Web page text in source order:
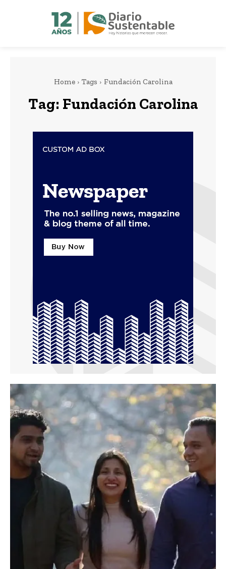
Home Tags Fundación Carolina
Tag: Fundación Carolina